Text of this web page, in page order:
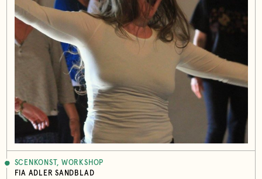
SCENKONST, WORKSHOP
FIA ADLER SANDBLAD